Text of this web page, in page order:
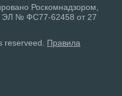
Роскомнадзором,
ЭЛ № ФС77-62458 от 27
reserveed. Правила